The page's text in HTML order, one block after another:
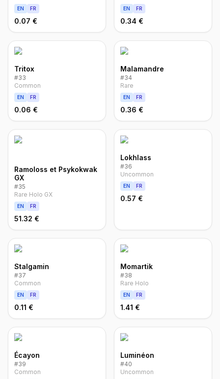
EN FR
0.07 €
EN FR
0.34 €
Tritox
#33
Common
EN FR
0.06 €
Malamandre
#34
Rare
EN FR
0.36 €
Ramoloss et Psykokwak
GX
#35
Rare Holo GX
EN FR
51.32 €
Lokhlass
#36
Uncommon
EN FR
0.57 €
Stalgamin
#37
Common
EN FR
0.11 €
Momartik
#38
Rare Holo
EN FR
1.41 €
Écayon
#39
Common
Luminéon
#40
Uncommon